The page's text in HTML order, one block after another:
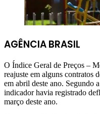
AGÊNCIA BRASIL
O Índice Geral de Preços –
reajuste em alguns contratos
em abril deste ano. Segundo
indicador havia registrado
março deste ano.